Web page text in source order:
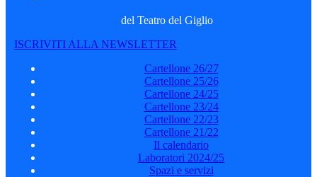
del Teatro del Giglio
ISCRIVITI ALLA NEWSLETTER
Cartellone 26/27
Cartellone 25/26
Cartellone 24/25
Cartellone 23/24
Cartellone 22/23
Cartellone 21/22
Il calendario
Laboratori 2024/25
Spazi e servizi